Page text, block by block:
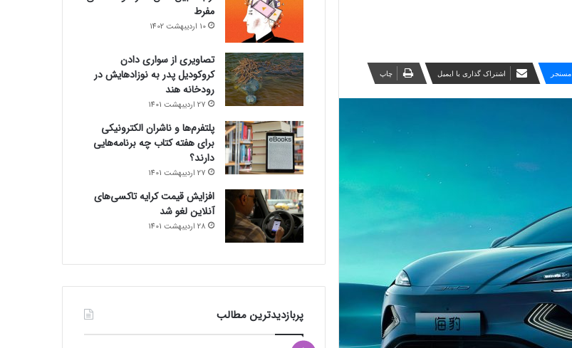
مسنجر اشتراک گذاری با ایمیل چاپ
مفرط
10 اردیبهشت 1402
تصاویری از سواری دادن
کروکودیل پدر به نوزادهایش در
رودخانه هند
27 اردیبهشت 1401
پلتفرم‌ها و ناشران الکترونیکی
برای هفته کتاب چه برنامه‌هایی
دارند؟
27 اردیبهشت 1401
افزایش قیمت کرایه تاکسی‌های
آنلاین لغو شد
28 اردیبهشت 1401
پربازدیدترین مطالب